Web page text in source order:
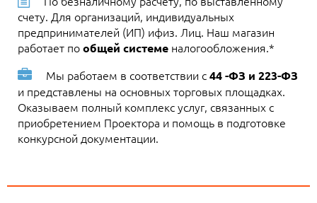
счету. Для организаций, индивидуальных
предпринимателей (ИП) ифиз. Лиц. Наш магазин
работает пообщей системе налогообложения.*
Мы работаем в соответствии с44 -ФЗ и 223-ФЗ
и представлены на основных торговых площадках.
Оказываем полный комплекс услуг, связанных с
приобретением Проектора и помощь в подготовке
конкурсной документации.